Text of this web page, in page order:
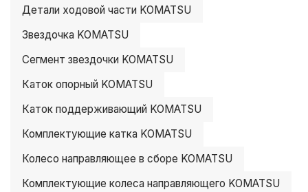
Детали ходовой части KOMATSU
Звездочка KOMATSU
Сегмент звездочки KOMATSU
Каток опорный KOMATSU
Каток поддерживающий KOMATSU
Комплектующие катка KOMATSU
Колесо направляющее в сборе KOMATSU
Комплектующие колеса направляющего KOMATSU